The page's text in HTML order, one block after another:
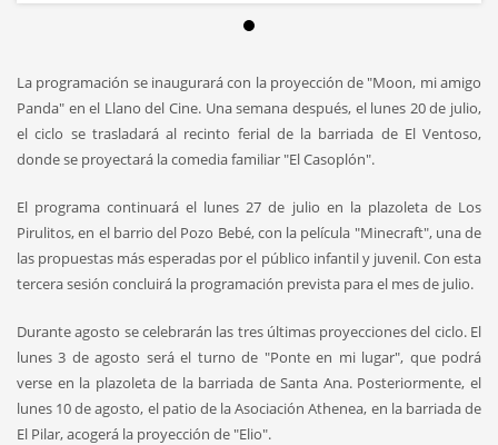
La programación se inaugurará con la proyección de "Moon, mi amigo
Panda" en el Llano del Cine. Una semana después, el lunes 20 de julio,
el ciclo se trasladará al recinto ferial de la barriada de El Ventoso,
donde se proyectará la comedia familiar "El Casoplón".
El programa continuará el lunes 27 de julio en la plazoleta de Los
Pirulitos, en el barrio del Pozo Bebé, con la película "Minecraft", una de
las propuestas más esperadas por el público infantil y juvenil. Con esta
tercera sesión concluirá la programación prevista para el mes de julio.
Durante agosto se celebrarán las tres últimas proyecciones del ciclo. El
lunes 3 de agosto será el turno de "Ponte en mi lugar", que podrá
verse en la plazoleta de la barriada de Santa Ana. Posteriormente, el
lunes 10 de agosto, el patio de la Asociación Athenea, en la barriada de
El Pilar, acogerá la proyección de "Elio".